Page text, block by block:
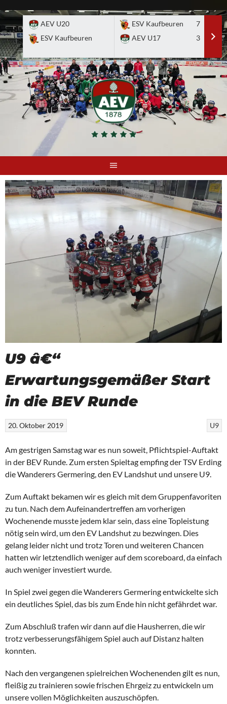
to
content
AEV U20
ESV Kaufbeuren
ESV Kaufbeuren
7
AEV U17
3
U9 â€“
Erwartungsgemäßer Start
in die BEV Runde
U9
20. Oktober 2019
Am gestrigen Samstag war es nun soweit, Pflichtspiel-Auftakt
in der BEV Runde. Zum ersten Spieltag empfing der TSV Erding
die Wanderers Germering, den EV Landshut und unsere U9.
Zum Auftakt bekamen wir es gleich mit dem Gruppenfavoriten
zu tun. Nach dem Aufeinandertreffen am vorherigen
Wochenende musste jedem klar sein, dass eine Topleistung
nötig sein wird, um den EV Landshut zu bezwingen. Dies
gelang leider nicht und trotz Toren und weiteren Chancen
hatten wir letztendlich weniger auf dem scoreboard, da einfach
auch weniger investiert wurde.
In Spiel zwei gegen die Wanderers Germering entwickelte sich
ein deutliches Spiel, das bis zum Ende hin nicht gefährdet war.
Zum Abschluß trafen wir dann auf die Hausherren, die wir
trotz verbesserungsfähigem Spiel auch auf Distanz halten
konnten.
Nach den vergangenen spielreichen Wochenenden gilt es nun,
fleißig zu trainieren sowie frischen Ehrgeiz zu entwickeln um
unsere vollen Möglichkeiten auszuschöpfen.